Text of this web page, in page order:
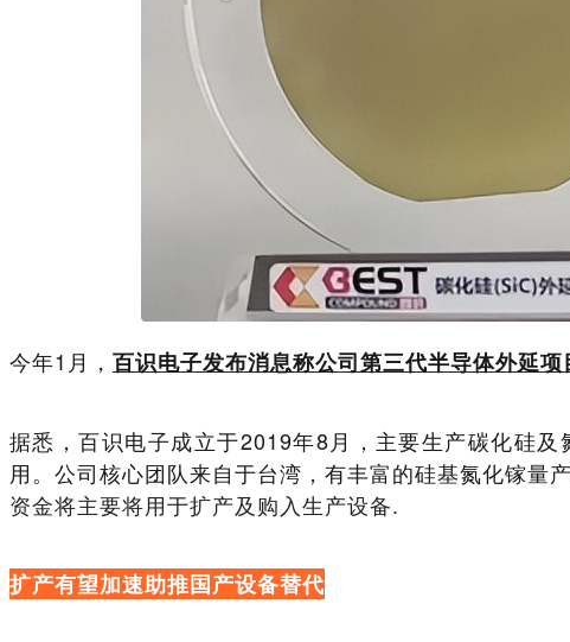
今年1月， 百识电子发布消息称公司第三代半导体外延
据悉，百识电子成立于2019年8月，主要生产碳化硅
用。公司核心团队来自于台湾，有丰富的硅基氮化镓量
资金将主要将用于扩产及购入生产设备.
扩产有望加速助推国产设备替代